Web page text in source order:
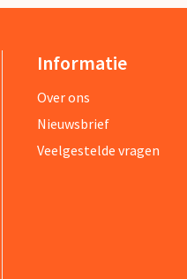
Informatie
Over ons
Nieuwsbrief
Veelgestelde vragen